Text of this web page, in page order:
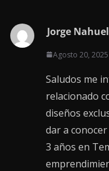
Jorge
Agosto 20,
Saludos me
relacionado
diseños
dar a
3 años en